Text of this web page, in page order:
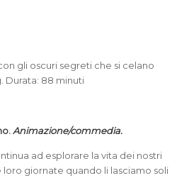
gli oscuri segreti che si celano
Durata: 88 minuti
Animazione/commedia.
ad esplorare la vita dei nostri
giornate quando li lasciamo soli